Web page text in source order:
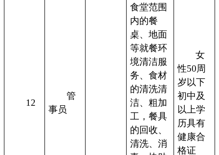
12
管
事员
食堂范围
内的餐
桌、地面
等就餐环
境清洁服
务、食材
的清洗清
洁、粗加
工，餐具
的回收、
清洗、消
女
性50周
岁以下
初中及
以上学
历具有
健康合
格证